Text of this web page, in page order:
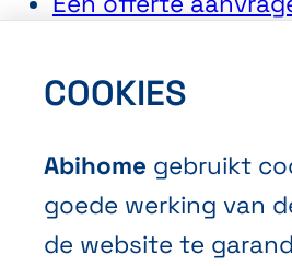
Contacteer ons
COOKIES
Abihome gebruikt
goede werking van
de website te